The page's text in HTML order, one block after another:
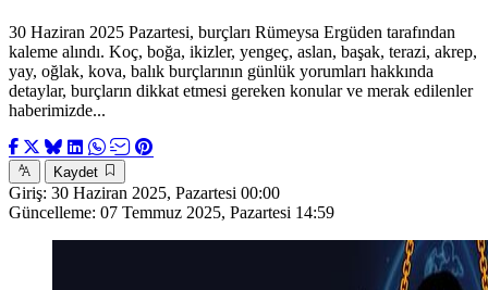
30 Haziran 2025 Pazartesi, burçları Rümeysa Ergüden tarafından
kaleme alındı. Koç, boğa, ikizler, yengeç, aslan, başak, terazi, akrep,
yay, oğlak, kova, balık burçlarının günlük yorumları hakkında
detaylar, burçların dikkat etmesi gereken konular ve merak edilenler
haberimizde...
Kaydet
Giriş: 30 Haziran 2025, Pazartesi 00:00
Güncelleme: 07 Temmuz 2025, Pazartesi 14:59